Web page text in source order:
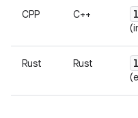
CPP C++
Rust Rust